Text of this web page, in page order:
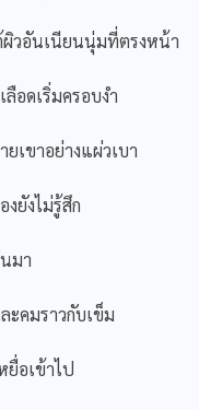
ผิวอันเนียนนุ่มที่ตรงหน้า
อดเริ่มครอบงำ
เขาอย่างแผ่วเบา
งยังไม่รู้สึก
มา
ะคมราวกับเข็ม
ยื่อเข้าไป